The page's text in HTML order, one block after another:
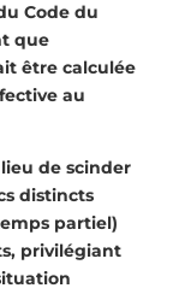
Code du
que
être calculée
au
de scinder
distincts
partiel)
privilégiant